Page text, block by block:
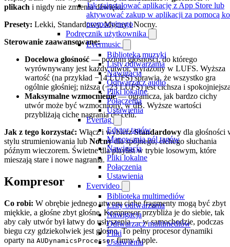
Jak zainstalować aplikację z App Store lub
aktywować zakup w aplikacji za pomocą
promocyjnego
Podręcznik użytkownika
Evermusic
Biblioteka muzyki
Listy odtwarzania
Nawigacja
Odtwarzacz audio
Pliki lokalne
Połączenia
Ustawienia
Evertag
Edytor tagów
Mapowania pól tagów
Nawigacja
Pliki lokalne
Połączenia
Ustawienia
Evervideo
Biblioteka multimediów
Listy odtwarzania
Nawigacja
Odtwarzacz multimediów
Pliki
Ustawienia
plikach i nigdy nie zmienia dźwięku.
Presety: Lekki, Standardowy, Mocny i Nocny.
Sterowanie zaawansowane:
Docelowa głośność — poziom głośności, do którego
wyrównywany jest każdy utwór, wyrażony w LUFS. Wyższa
wartość (na przykład −14 LUFS) sprawia, że wszystko gra
ogólnie głośniej; niższa (−23 LUFS) jest cichsza i
Maksymalne wzmocnienie— ogranicza, jak bardzo cichy
utwór może być wzmocniony, w dB. Wyższe wartości
przybliżają ciche nagrania do celu.
Jak z tego korzystać: Włącz i wybierzStandardowy dla głośności
stylu strumieniowania lub Nocnydla spójnego, cichego słuchania
późnym wieczorem. Świetne dla playlist w trybie losowym, które
mieszają stare i nowe nagrania.
Kompresor
Co robi: W obrębie jednego utworu ciche fragmenty mogą być zbyt
miękkie, a głośne zbyt głośne. Kompresor przybliża je do siebie, tak
aby cały utwór był łatwy do usłyszenia — w samochodzie, podczas
biegu czy gdziekolwiek jest głośno. To pełny procesor dynamiki
oparty na AUDynamicsProcessorfirmy Apple.